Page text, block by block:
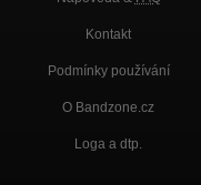
Kontakt
Podmínky používání
O Bandzone.cz
Loga a dtp.